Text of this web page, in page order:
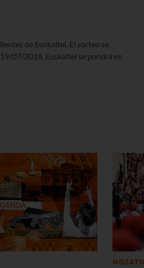
de Euskaltel. El sorteo se
07/2018. Euskaltel se pondrá en
GOZATU